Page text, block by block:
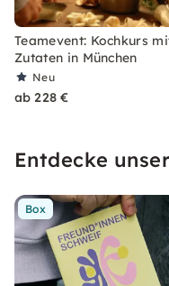
Teamevent: Kochkurs
Zutaten in München
Neu
ab 228 €
Entdecke
Box